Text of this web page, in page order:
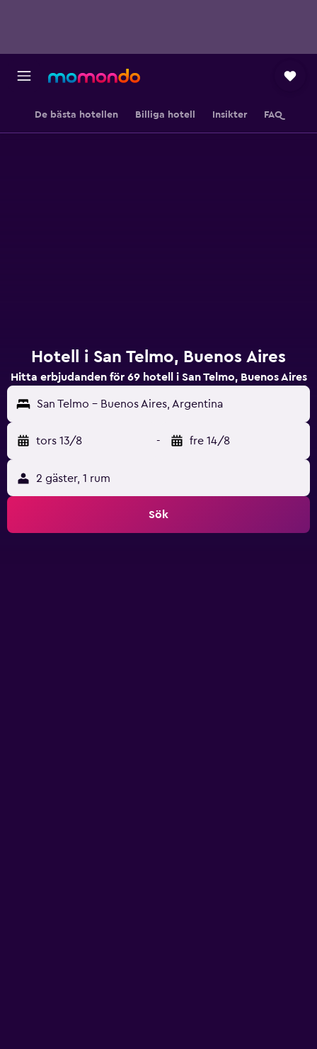
De bästa hotellen Billiga hotell Insikter FAQ
Hotell i San Telmo, Buenos Aires
Hitta erbjudanden för 69 hotell i San Telmo, Buenos Aires
San Telmo - Buenos Aires, Argentina
tors 13/8 - fre 14/8
2 gäster, 1 rum
Sök